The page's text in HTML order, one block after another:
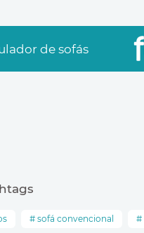
de sofás
sofá convencional